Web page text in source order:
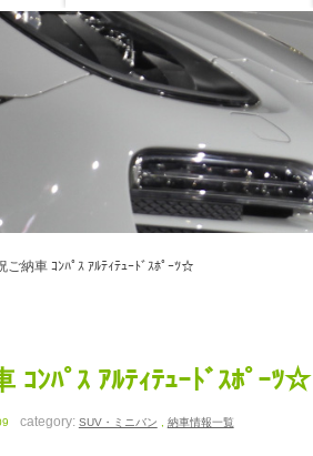
納車 ｺﾝﾊﾟｽ ｱﾙﾃｨﾃｭｰﾄﾞｽﾎﾟｰﾂ☆
ｺﾝﾊﾟｽ ｱﾙﾃｨﾃｭｰﾄﾞｽﾎﾟｰﾂ☆
category: SUV・ミニバン 納車情報一覧